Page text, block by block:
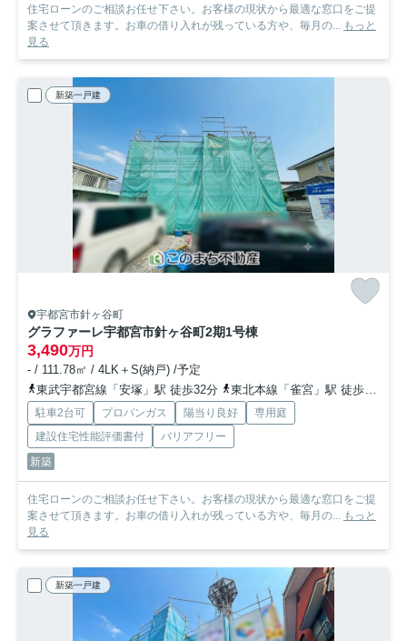
住宅ローンのご相談お任せ下さい。お客様の現状から最適な窓口をご提
案させて頂きます。お車の借り入れが残っている方や、毎月の... もっと
見る
新築一戸建
宇都宮市針ヶ谷町
グラファーレ宇都宮市針ヶ谷町2期1号棟
3,490万円
- / 111.78㎡ / 4LK＋S(納戸) /予定
東武宇都宮線「安塚」駅 徒歩32分
東北本線「雀宮」駅 徒歩30分
駐車2台可 プロパンガス 陽当り良好
専用庭
建設住宅性能評価書付
バリアフリー
新築
住宅ローンのご相談お任せ下さい。お客様の現状から最適な窓口をご提
案させて頂きます。お車の借り入れが残っている方や、毎月の... もっと
見る
新築一戸建